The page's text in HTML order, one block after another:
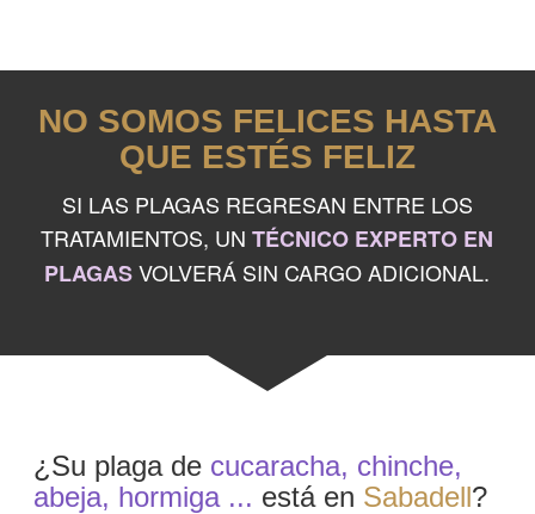
NO SOMOS FELICES HASTA
QUE ESTÉS FELIZ
SI LAS PLAGAS REGRESAN ENTRE LOS
TRATAMIENTOS, UNTÉCNICO EXPERTO EN
PLAGASVOLVERÁ SIN CARGO ADICIONAL.
¿Su plaga de cucaracha, chinche,
abeja, hormiga ... está en Sabadell?